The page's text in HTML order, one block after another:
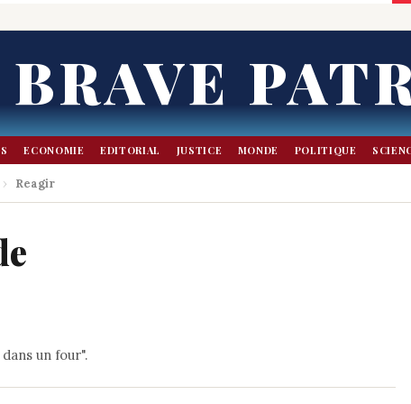
BRAVE
ECONOMIE EDITORIAL JUSTICE MONDE POLITIQUE
› Reagir
un four".